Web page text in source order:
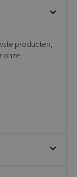
producten,
onze